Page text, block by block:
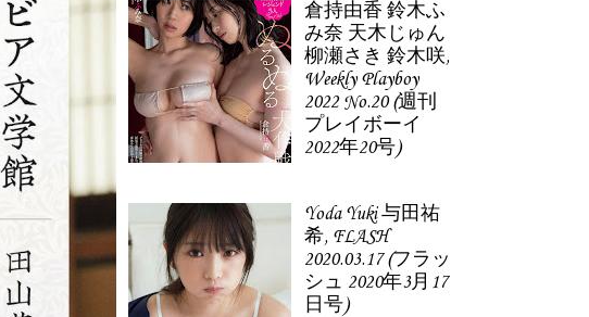
倉持由香 鈴木ふ
み奈 天木じゅん
柳瀬さき 鈴木咲,
Weekly Playboy
2022 No.20 (週刊
プレイボーイ
2022年20号)
Yoda Yuki 与田祐
希, FLASH
2020.03.17 (フラッ
シュ 2020年3月17
日号)